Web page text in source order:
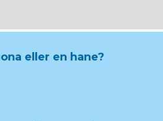
eller en hane?